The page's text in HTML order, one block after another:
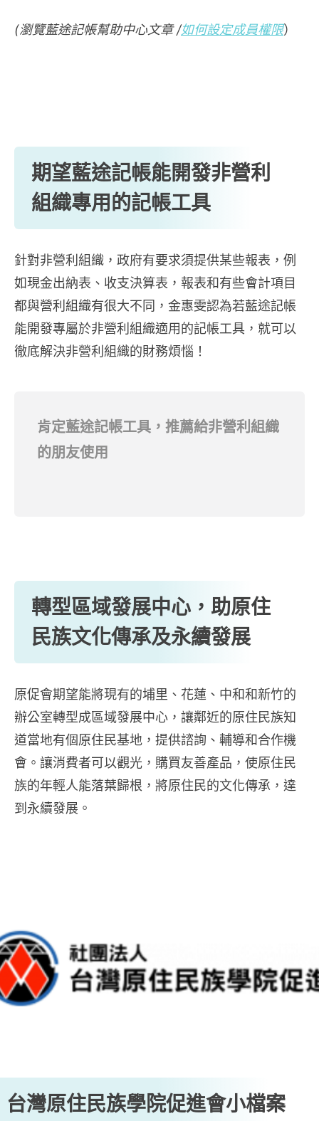
(瀏覽藍途記帳幫助中心文章 /如何設定成員權限）
期望藍途記帳能開發非營利
組織專用的記帳工具
針對非營利組織，政府有要求須提供某些報表，例
如現金出納表、收支決算表，報表和有些會計項目
都與營利組織有很大不同，金惠雯認為若藍途記帳
能開發專屬於非營利組織適用的記帳工具，就可以
徹底解決非營利組織的財務煩惱！
肯定藍途記帳工具，推薦給非營利組織
的朋友使用
轉型區域發展中心，助原住
民族文化傳承及永續發展
原促會期望能將現有的埔里、花蓮、中和和新竹的
辦公室轉型成區域發展中心，讓鄰近的原住民族知
道當地有個原住民基地，提供諮詢、輔導和合作機
會。讓消費者可以觀光，購買友善產品，使原住民
族的年輕人能落葉歸根，將原住民的文化傳承，達
到永續發展。
台灣原住民族學院促進會小檔案